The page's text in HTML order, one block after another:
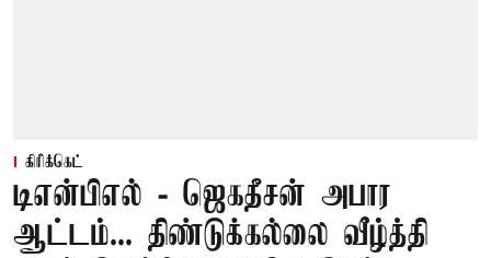
கிரிக்கெட்
டிஎன்பிஎல் - ஜெகதீசன் அபார
ஆட்டம்... திண்டுக்கல்லை வீழ்த்தி